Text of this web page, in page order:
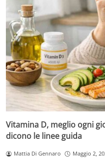
Vitamina D, meglio ogni
dicono le linee guida
Mattia Di Gennaro Maggio 2,